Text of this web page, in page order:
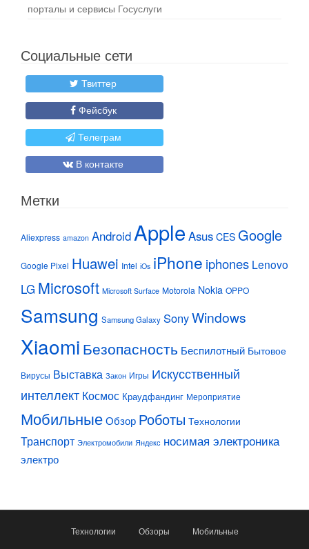
порталы и сервисы Госуслуги
Социальные сети
Твиттер
Фейсбук
Телеграм
В контакте
Метки
Aliexpress amazon Android Apple Asus CES Google
Google Pixel Huawei Intel iOs iPhone iphones Lenovo
LG Microsoft Microsoft Surface Motorola Nokia OPPO
Samsung Samsung Galaxy SonyWindows
Xiaomi Безопасность Беспилотный Бытовое
Вирусы Выставка Закон Игры Искусственный
интеллект Космос Краудфандинг Мероприятие
МобильныеОбзор Роботы Технологии
Транспорт Электромобили Яндекс носимая электроника
электро
Технологии Обзоры Мобильные